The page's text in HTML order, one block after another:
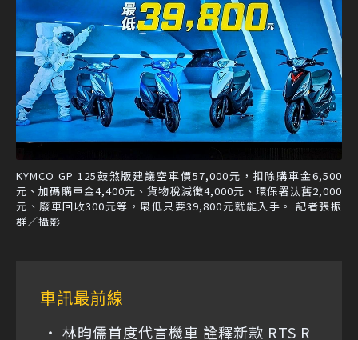
KYMCO GP 125鼓煞版建議空車價57,000元，扣除購車金6,500
元、加碼購車金4,400元、貨物稅減徵4,000元、環保署汰舊2,000
元、廢車回收300元等，最低只要39,800元就能入手。 記者張振
群／攝影
車訊最前線
林昀儒首度代言機車 詮釋新款 RTS R